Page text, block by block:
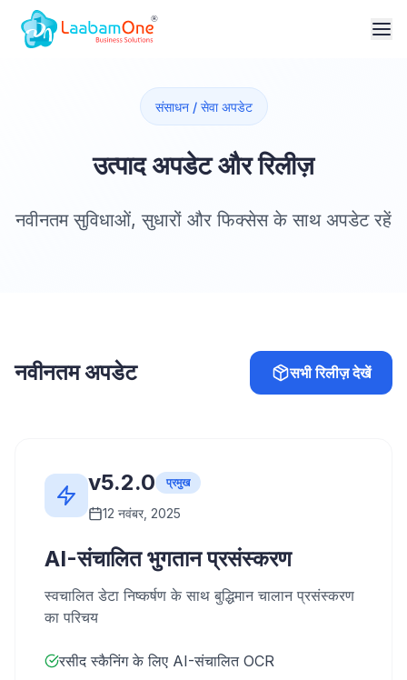
संसाधन / सेवा अपडेट
उत्पाद अपडेट और रिलीज़
नवीनतम सुविधाओं, सुधारों और फिक्सेस के साथ अपडेट रहें
नवीनतम अपडेट सभी रिलीज़ देखें
v5.2.0 प्रमुख
12 नवंबर, 2025
AI-संचालित भुगतान प्रसंस्करण
स्वचालित डेटा निष्कर्षण के साथ बुद्धिमान चालान प्रसंस्करण
का परिचय
रसीद स्कैनिंग के लिए AI-संचालित OCR